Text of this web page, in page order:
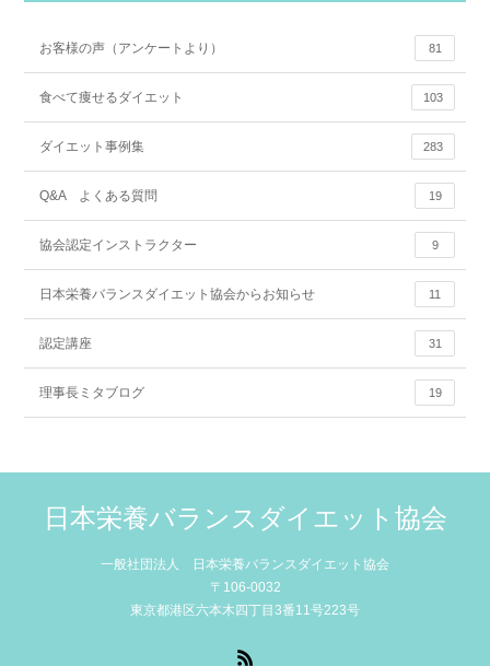
お客様の声（アンケートより） 81
食べて痩せるダイエット 103
ダイエット事例集 283
Q&A よくある質問 19
協会認定インストラクター 9
日本栄養バランスダイエット協会からお知らせ 11
認定講座 31
理事長ミタブログ 19
日本栄養バランスダイエット協会
一般社団法人 日本栄養バランスダイエット協会
〒106-0032
東京都港区六本木四丁目3番11号223号